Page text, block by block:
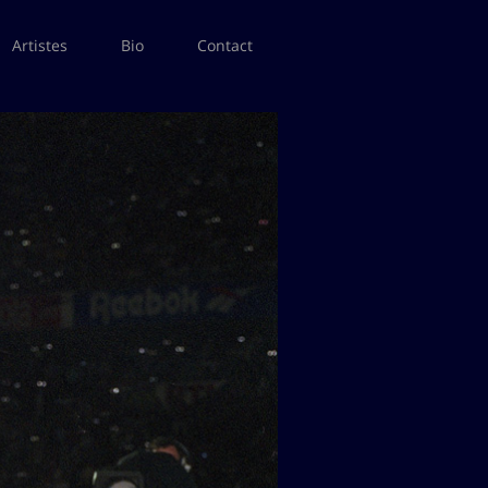
Artistes Bio Contact